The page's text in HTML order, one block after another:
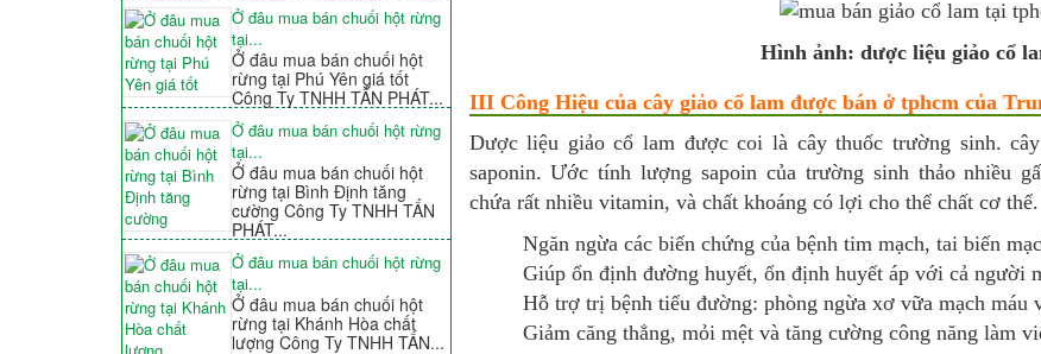
Ở đâu mua bán chuối hột rừng
tại...
Ở đâu mua bán chuối hột
rừng tại Phú Yên giá tốt
Công Ty TNHH TẤN PHÁT...
Ở đâu mua bán chuối hột rừng
tại...
Ở đâu mua bán chuối hột
rừng tại Bình Định tăng
cường Công Ty TNHH TẤN
PHÁT...
Ở đâu mua bán chuối hột rừng
tại...
Ở đâu mua bán chuối hột
rừng tại Khánh Hòa chất
lượng Công Ty TNHH TẤN...
Hình ảnh: dược liệu giảo cổ
III Công Hiệu của cây giảo cổ lam được bán ở tphcm của
Dược liệu giảo cổ lam được coi là cây thuốc trường sinh.
saponin. Ước tính lượng sapoin của trường sinh thảo nhiều
chứa rất nhiều vitamin, và chất khoáng có lợi cho thể chất cơ thể.
Ngăn ngừa các biến chứng của bệnh tim mạch, tai biến
Giúp ổn định đường huyết, ổn định huyết áp với cả người
Hỗ trợ trị bệnh tiểu đường: phòng ngừa xơ vữa mạch máu
Giảm căng thẳng, mỏi mệt và tăng cường công năng làm